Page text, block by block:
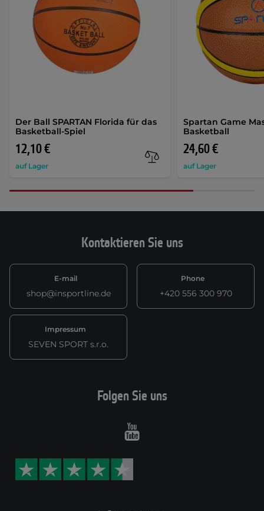
Der Ball SPARTAN Florida für das
Basketball-Spiel
12,10 €
auf Lager
Spartan Game
Basketball
24,60 €
auf Lager
Kontaktieren Sie uns
E-mail
shop@insportline.de
Phone
+420 556 300 970
Impressum
SEVEN SPORT s.r.o.
Folgen Sie uns
Youtube